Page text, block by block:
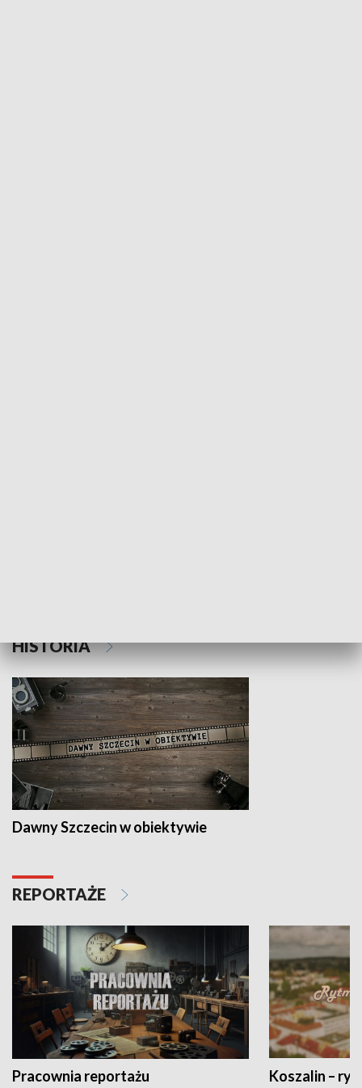
HISTORIA
Dawny Szczecin w obiektywie
REPORTAŻE
Pracownia reportażu Koszalin –